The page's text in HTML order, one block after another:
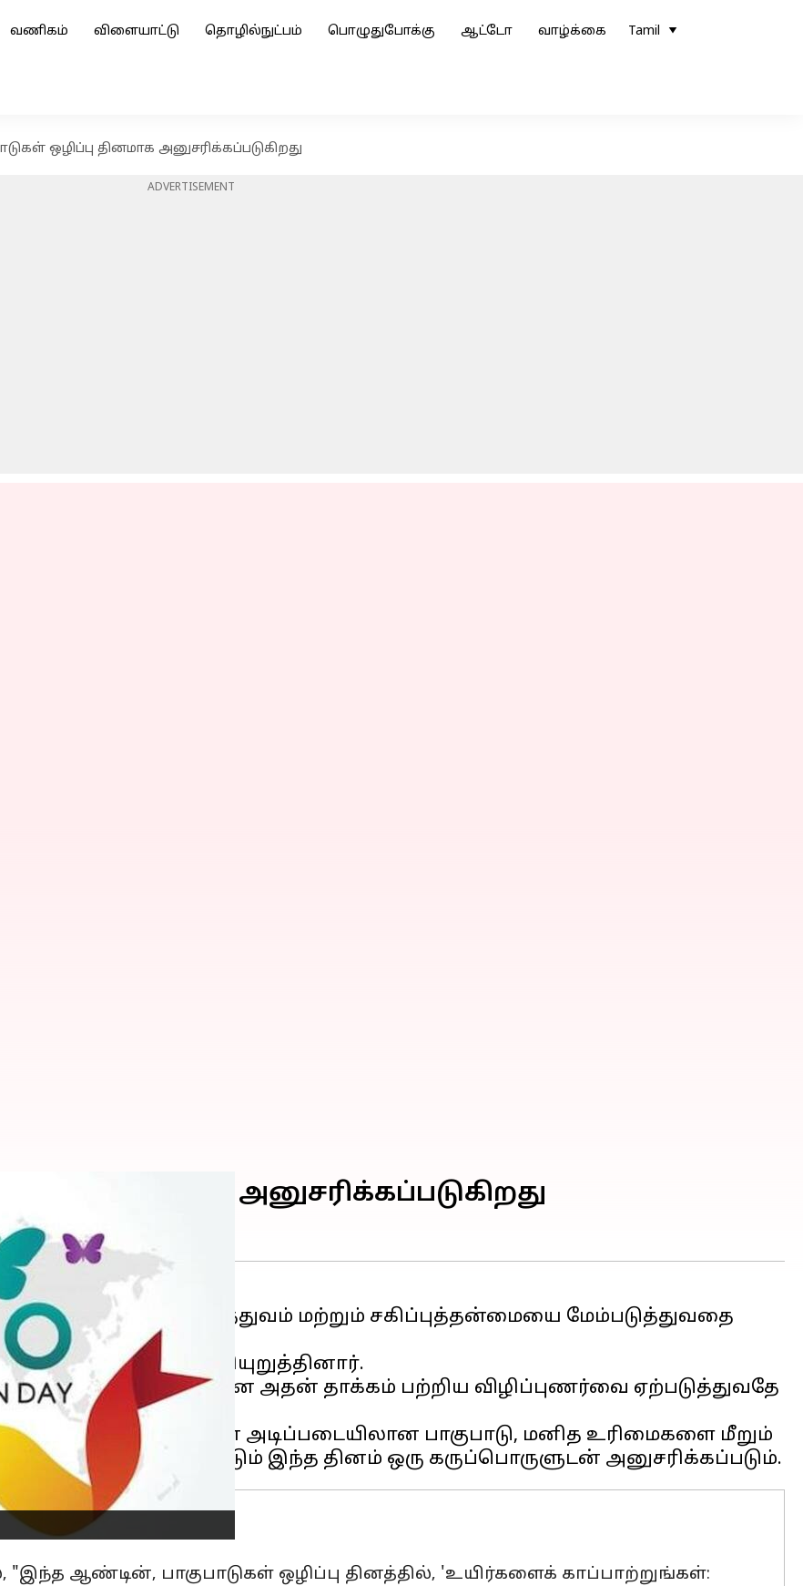
வணிகம் விளையாட்டு தொழில்நுட்பம் பொழுதுபோக்கு ஆட்டோ வாழ்க்கை Tamil
ஒழிப்பு தினமாக அனுசரிக்கப்படுகிறது
ADVERTISEMENT
தினமாக அனுசரிக்கப்படுகிறது
உள்ளடக்கம், சமத்துவம் மற்றும் சகிப்புத்தன்மையை மேம்படுத்துவதை
மைக்கேல் சிடிபே வலியுறுத்தினார்.
மற்றும் சமூகங்கள் மீதான அதன் தாக்கம் பற்றிய விழிப்புணர்வை ஏற்படுத்துவதே
பிற காரணிகளின் அடிப்படையிலான பாகுபாடு, மனித உரிமைகளை மீறும்
ஆண்டின், பாகுபாடுகள் ஒழிப்பு தினத்தில், 'உயிர்களைக் காப்பாற்றுங்கள்: